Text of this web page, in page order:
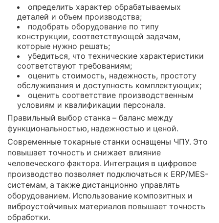
определить характер обрабатываемых
деталей и объем производства;
подобрать оборудование по типу
конструкции, соответствующей задачам,
которые нужно решать;
убедиться, что технические характеристики
соответствуют требованиям;
оценить стоимость, надежность, простоту
обслуживания и доступность комплектующих;
оценить соответствие производственным
условиям и квалификации персонала.
Правильный выбор станка – баланс между
функциональностью, надежностью и ценой.
Современные токарные станки оснащены ЧПУ. Это
повышает точность и снижает влияние
человеческого фактора. Интеграция в цифровое
производство позволяет подключаться к ERP/MES-
системам, а также дистанционно управлять
оборудованием. Использование композитных и
виброустойчивых материалов повышает точность
обработки.